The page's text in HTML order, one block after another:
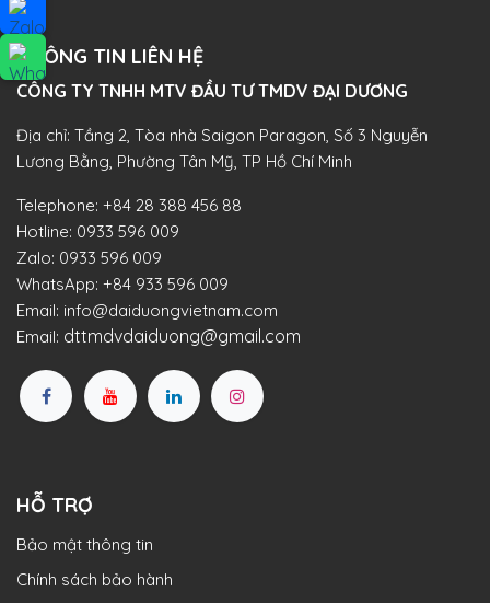
THÔNG TIN LIÊN HỆ
CÔNG TY TNHH MTV ĐẦU TƯ TMDV ĐẠI DƯƠNG​
Địa chỉ: Tầng 2, Tòa nhà Saigon Paragon, Số 3 Nguyễn
Lương Bằng, Phường Tân Mỹ, TP Hồ Chí Minh
Telephone: +84 28 388 456 88
Hotline: 0933 596 009
Zalo: 0933 596 009
WhatsApp: +84 933 596 009
Email: info@daiduongvietnam.com
Email: dttmdvdaiduong@gmail.com
HỖ TRỢ
Bảo mật thông tin
Chính sách bảo hành